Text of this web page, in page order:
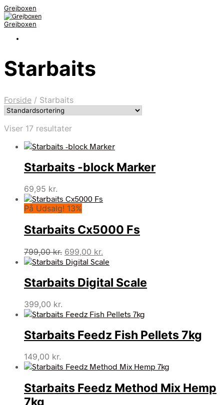
Grejboxen
Grejboxen
Starbaits
Forside / Starbaits
Viser 17 resultater
Starbaits -block Marker
69,95 kr.
På Udsalg! 13%
Starbaits Cx5000 Fs
799,00kr. Den
oprindelige
var:
799,00 kr..
699,00 kr.
aktuelle
er:
699,00 kr..
Starbaits Digital Scale
399,00 kr.
Starbaits Feedz Fish Pellets 7kg
149,00 kr.
Starbaits Feedz Method Mix Hemp
7kg